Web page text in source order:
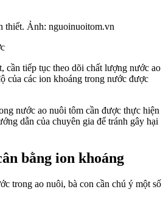
thiết. Ảnh: nguoinuoitom.vn
cần tiếp tục theo dõi chất lượng nước ao
của các ion khoáng trong nước được
nước ao nuôi tôm cần được thực hiện
dẫn của chuyên gia để tránh gây hại
bằng ion khoáng
trong ao nuôi, bà con cần chú ý một số